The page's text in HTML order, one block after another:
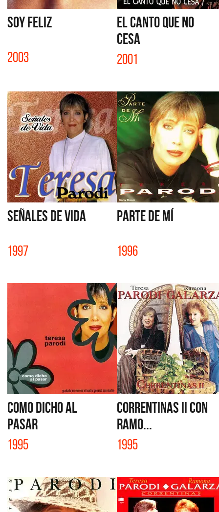
SOY FELIZ
2003
EL CANTO QUE NO
CESA
2001
SEÑALES DE VIDA
1997
PARTE DE MÍ
1996
COMO DICHO AL
PASAR
1995
CORRENTINAS II con
Ramo...
1995